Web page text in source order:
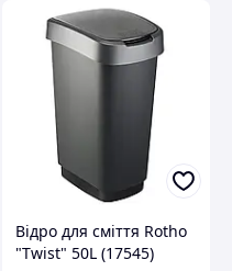
Відро для сміття Rotho
"Twist" 50L (17545)